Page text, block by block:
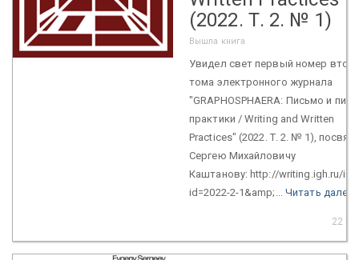
(2022. Т. 2. № 1)
Вышла книга
Увидел свет первый номер
тома электронного журнала
"GRAPHOSPHAERA: Письмо и
практики / Writing and Written
Practices" (2022. Т. 2. № 1),
Сергею Михайловичу
Каштанову: http://writing.igh.ru/
id=2022-2-1&amp;... Читать далее
22